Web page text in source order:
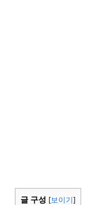
글 구성 [보이기 ]